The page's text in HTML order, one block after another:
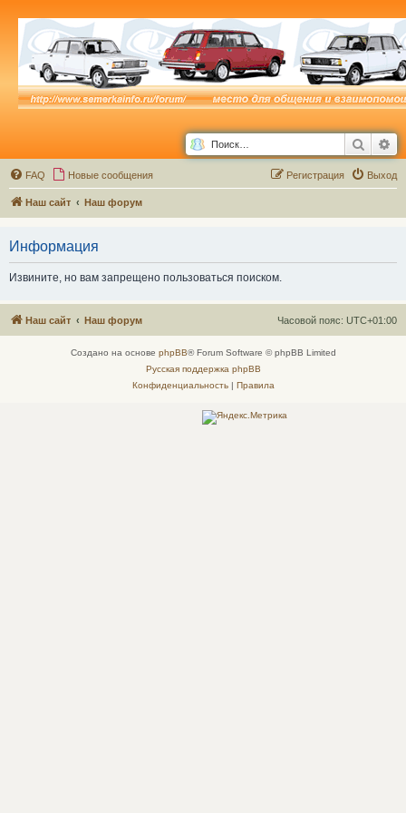
Поиск
FAQ Новые сообщения Выход
Регистрация
Наш сайт Наш форум
Информация
Извините, но вам запрещено пользоваться поиском.
Наш сайт Наш форум Часовой пояс: UTC+01:00
Создано на основе phpBB® Forum Software © phpBB Limited
Русская поддержка phpBB
Конфиденциальность| Правила